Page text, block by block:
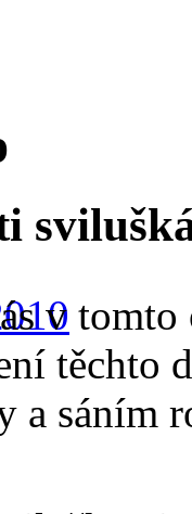
v
těchto
a sáním